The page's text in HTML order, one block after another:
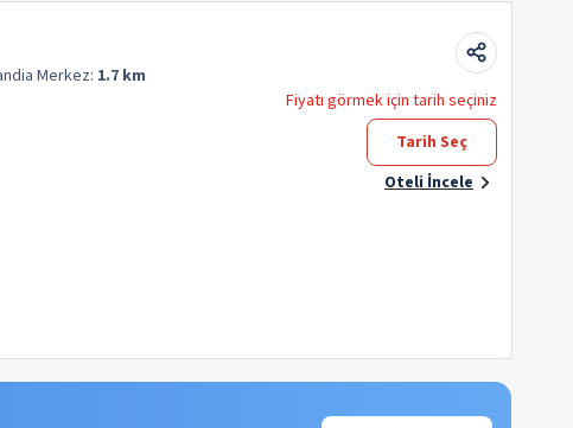
Merkez: 1.7 km
Fiyatı görmek için tarih seçiniz
Tarih Seç
Oteli İncele